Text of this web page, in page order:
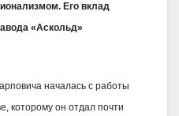
Его вклад
«Аскольд»
началась с работы
которому он отдал почти